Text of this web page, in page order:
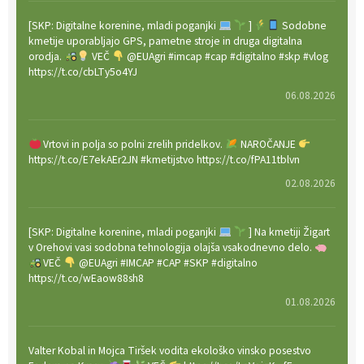
[SKP: Digitalne korenine, mladi poganjki ]
Sodobne
kmetije uporabljajo GPS, pametne stroje in druga digitalna
orodja.
VEČ
@EUAgri #imcap #cap #digitalno #skp #vlog
https://t.co/cbLTy5o4YJ
06.08.2026
Vrtovi in polja so polni zrelih pridelkov.
NAROČANJE
https://t.co/E7ekAEr2JN #kmetijstvo https://t.co/fPA11tblvn
02.08.2026
[SKP: Digitalne korenine, mladi poganjki
] Na kmetiji Žigart
v Orehovi vasi sodobna tehnologija olajša vsakodnevno delo.
VEČ
@EUAgri #IMCAP #CAP #SKP #digitalno
https://t.co/wEaow88sh8
01.08.2026
Valter Kobal in Mojca Tiršek vodita ekološko vinsko posestvo